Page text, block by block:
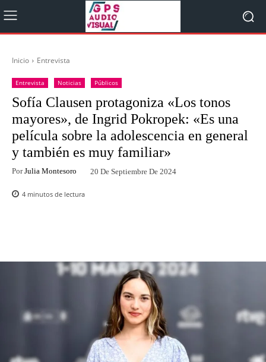
Inicio Entrevista
Entrevista Noticias Públicos
Sofía Clausen protagoniza «Los tonos
mayores», de Ingrid Pokropek: «Es una
película sobre la adolescencia en general
y también es muy familiar»
Por Julia Montesoro 20 De Septiembre De 2024
4 minutos de lectura